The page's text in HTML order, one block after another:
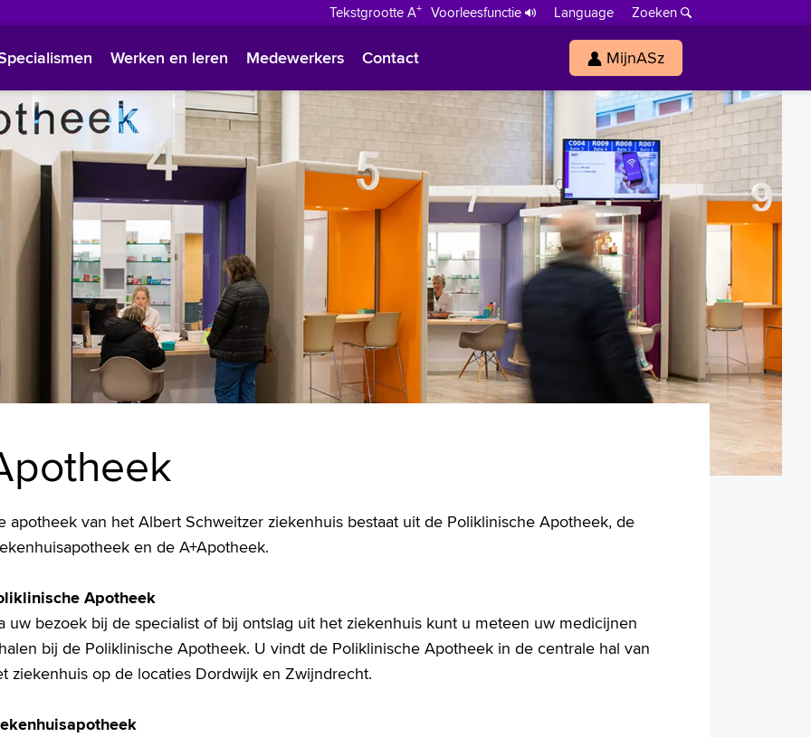
Tekstgrootte A+ Voorleesfunctie Language
Zoeken
Polski
Türkçe
Arabisch
Werken en leren Medewerkers Contact MijnASz
apotheek van het Albert Schweitzer ziekenhuis bestaat uit de Poliklinische Apotheek, de
en de A+Apotheek.
Apotheek
uw bezoek bij de specialist of bij ontslag uit het ziekenhuis kunt u meteen uw medicijnen
bij de Poliklinische Apotheek. U vindt de Poliklinische Apotheek in de centrale hal van
ziekenhuis op de locaties Dordwijk en Zwijndrecht.